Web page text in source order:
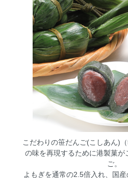
こだわりの笹だんご(こしあん)（
の味を再現するために港製菓が
ご。
よもぎを通常の2.5倍入れ、国